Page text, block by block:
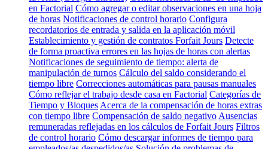
en Factorial Cómo agregar o editar observaciones en una hoja
de horas Notificaciones de control horario Configura
recordatorios de entrada y salida en la aplicación móvil
Establecimiento y gestión de contratos Forfait Jours Detecte
de forma proactiva errores en las hojas de horas con alertas
Notificaciones de seguimiento de tiempo: alerta de
manipulación de turnos Cálculo del saldo considerando el
tiempo libre Correcciones automáticas para pausas manuales
Cómo reflejar el trabajo desde casa en Factorial Categorías de
Tiempo y Bloques Acerca de la compensación de horas extras
con tiempo libre Compensación de saldo negativo Ausencias
remuneradas reflejadas en los cálculos de Forfait Jours Filtros
de control horario Cómo descargar informes de tiempo para